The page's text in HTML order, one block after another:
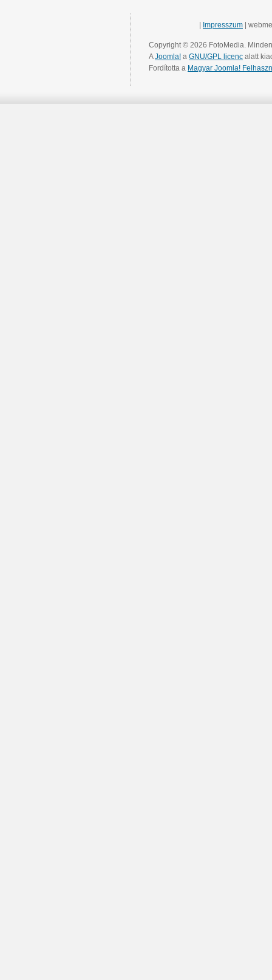
Impresszum |
Copyright © 2026 FotoMedia.
AJoomla! a GNU/GPL licenc alatt
Fordította a Magyar Joomla!